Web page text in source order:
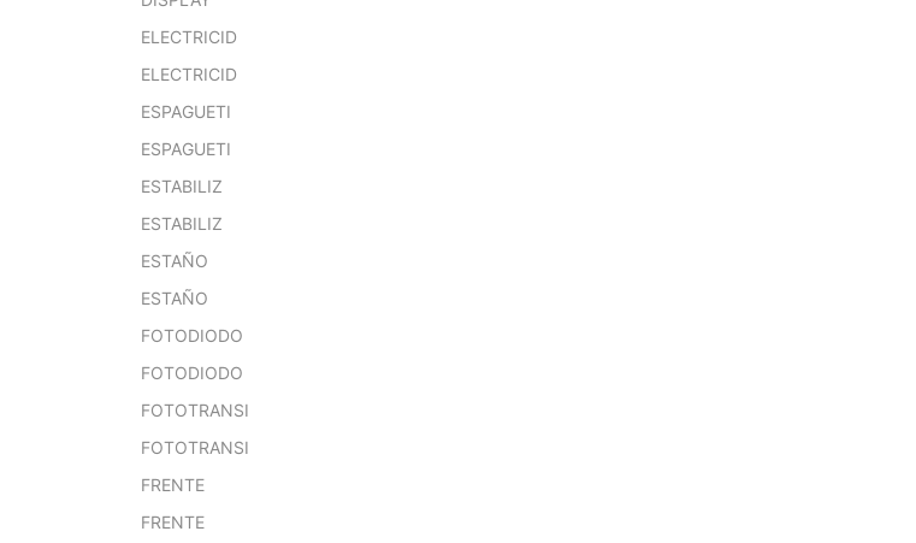
ELECTRICID
ELECTRICID
ESPAGUETI
ESPAGUETI
ESTABILIZ
ESTABILIZ
ESTAÑO
ESTAÑO
FOTODIODO
FOTODIODO
FOTOTRANSI
FOTOTRANSI
FRENTE
FRENTE